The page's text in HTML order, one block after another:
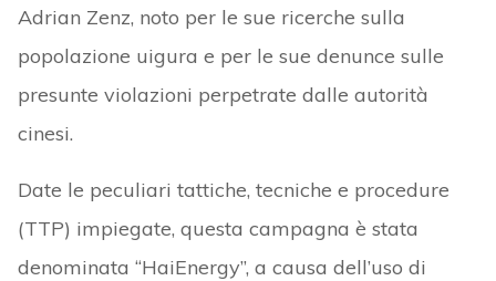
Adrian Zenz, noto per le sue ricerche sulla
popolazione uigura e per le sue denunce sulle
presunte violazioni perpetrate dalle autorità
cinesi.
Date le peculiari tattiche, tecniche e procedure
(TTP) impiegate, questa campagna è stata
denominata “HaiEnergy”, a causa dell’uso di